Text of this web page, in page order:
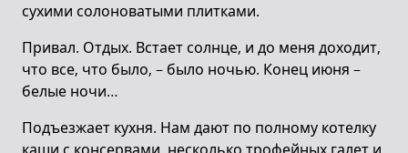
сухими солоноватыми плитками.
Привал. Отдых. Встает солнце, и до меня доходит,
что все, что было, – было ночью. Конец июня –
белые ночи…
Подъезжает кухня. Нам дают по полному котелку